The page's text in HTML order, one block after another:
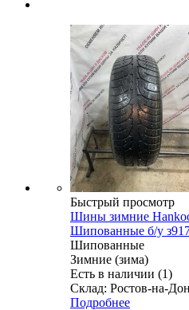
Быстрый просмотр
Шины зимние
Шипованные б/у
Шипованные
Зимние (зима)
Есть в наличии (1)
Склад: Ростов-на-
Подробнее